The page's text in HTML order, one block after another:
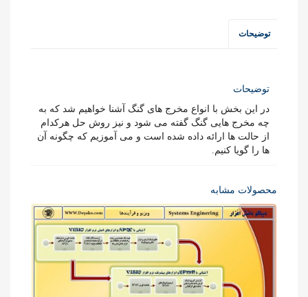
توضیحات
توضیحات
در این بخش با انواع مخرج های گنگ آشنا خواهیم شد که به
چه مخرج هایی گنگ گفته می شود و نیز روش حل هرکدام
از حالت ها ارائه داده شده است و می آموزیم که چگونه آن
ها را گویا کنیم.
محصولات مشابه